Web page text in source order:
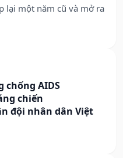
lại một năm cũ và mở ra
chống AIDS
chiến
đội nhân dân Việt